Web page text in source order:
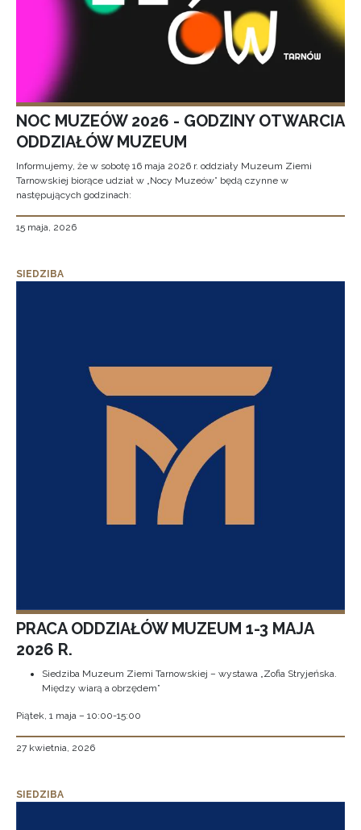
NOC MUZEÓW 2026 - GODZINY OTWARCIA
ODDZIAŁÓW MUZEUM
Informujemy, że w sobotę 16 maja 2026 r. oddziały Muzeum Ziemi
Tarnowskiej biorące udział w „Nocy Muzeów” będą czynne w
następujących godzinach:
15 maja, 2026
SIEDZIBA
PRACA ODDZIAŁÓW MUZEUM 1-3 MAJA
2026 R.
Siedziba Muzeum Ziemi Tarnowskiej – wystawa „Zofia Stryjeńska.
Między wiarą a obrzędem”
Piątek, 1 maja – 10:00-15:00
27 kwietnia, 2026
SIEDZIBA